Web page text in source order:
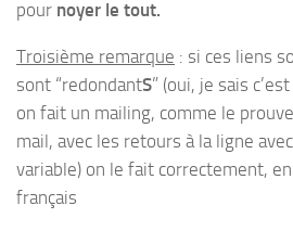
pour noyer le tout.
Troisième remarque : si ces liens
sont “redondantS” (oui, je sais
on fait un mailing, comme le
mail, avec les retours à la ligne
variable) on le fait correctement,
français